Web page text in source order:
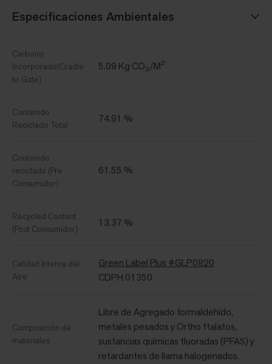
Especificaciones Ambientales
Carbono
Incorporado(Cradle
to Gate)
5.09 Kg CO₂/M²
Contenido
Reciclado Total
74.91 %
Contenido
reciclado (Pre
Consumidor)
61.55 %
Recycled Content
(Post Consumidor)
13.37 %
Calidad Interna del
Aire
Green Label Plus #GLP0820
CDPH 01350
Composición de
materiales
Libre de Agregado formaldehído,
metales pesados ​​y Ortho ftalatos,
sustancias químicas fluoradas (PFAS) y
retardantes de llama halogenados.